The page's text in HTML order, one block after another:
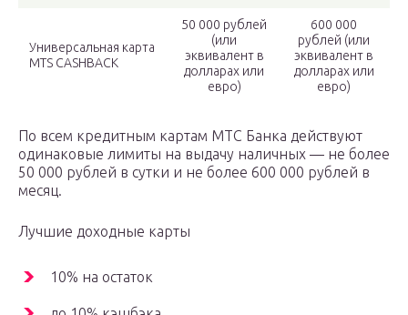
Универсальная карта
MTS CASHBACK
50 000 рублей
(или
эквивалент в
долларах или
евро)
600 000
рублей (или
эквивалент в
долларах или
евро)
По всем кредитным картам МТС Банка действуют
одинаковые лимиты на выдачу наличных — не более
50 000 рублей в сутки и не более 600 000 рублей в
месяц.
Лучшие доходные карты
10% на остаток